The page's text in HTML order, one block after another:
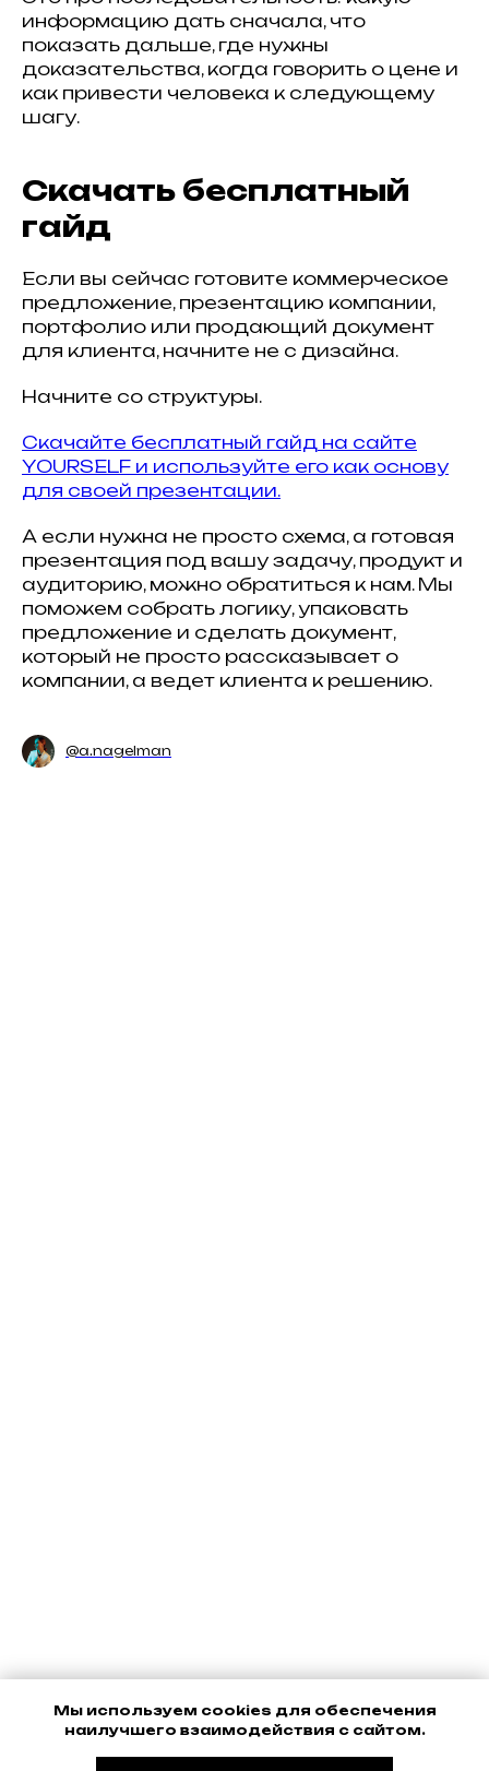
информацию дать сначала, что
показать дальше, где нужны
доказательства, когда говорить о цене и
как привести человека к следующему
шагу.
Скачать бесплатный
гайд
Если вы сейчас готовите коммерческое
предложение, презентацию компании,
портфолио или продающий документ
для клиента, начните не с дизайна.
Начните со структуры.
Скачайте бесплатный гайд на сайте
YOURSELF и используйте его как основу
для своей презентации.
А если нужна не просто схема, а готовая
презентация под вашу задачу, продукт и
аудиторию, можно обратиться к нам. Мы
поможем собрать логику, упаковать
предложение и сделать документ,
который не просто рассказывает о
компании, а ведет клиента к решению.
@a.nagelman
//
Дизайн
Пользовательское
соглашение
Cookie-политика
Договор оферта
рассылка
Обсудить задачу
Мы используем cookies для обеспечения
наилучшего взаимодействия с сайтом.